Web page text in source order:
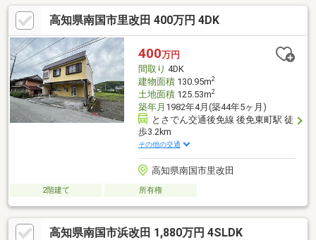
高知県南国市里改田 400万円 4DK
400万円
間取り 4DK
建物面積130.95m2
土地面積125.53m2
築年月 1982年4月(築44年5ヶ月)
とさでん交通後免線 後免東町駅 徒
歩3.2km
その他の交通
高知県南国市里改田
2階建て 所有権
高知県南国市浜改田 1,880万円 4SLDK